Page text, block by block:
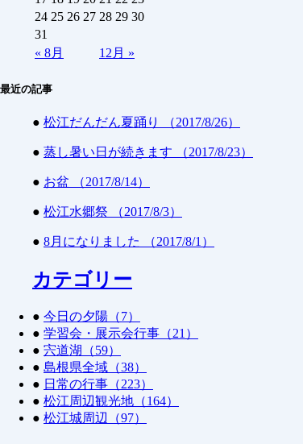
« 8月 12月 »
24 25 26 27 28 29 30
31
最近の記事
● 松江だんだん夏踊り （2017/8/26）
● 蒸し暑い日が続きます （2017/8/23）
● お盆 （2017/8/14）
● 松江水郷祭 （2017/8/3）
● 8月になりました （2017/8/1）
カテゴリー
● 今日の夕陽（7）
● 学習会・展示会行事（21）
● 宍道湖（59）
● 島根県全域（38）
● 日常の行事（223）
● 松江周辺観光地（164）
● 松江城周辺（97）